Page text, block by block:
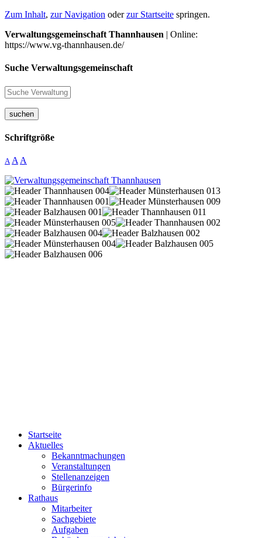
Zum Inhalt, zur Navigation oderzur Startseite springen.
Verwaltungsgemeinschaft Thannhausen | Online:
https://www.vg-thannhausen.de/
Suche Verwaltungsgemeinschaft
suchen
Schriftgröße
A A A
Startseite
Aktuelles
Bekanntmachungen
Veranstaltungen
Stellenanzeigen
Bürgerinfo
Rathaus
Mitarbeiter
Sachgebiete
Aufgaben